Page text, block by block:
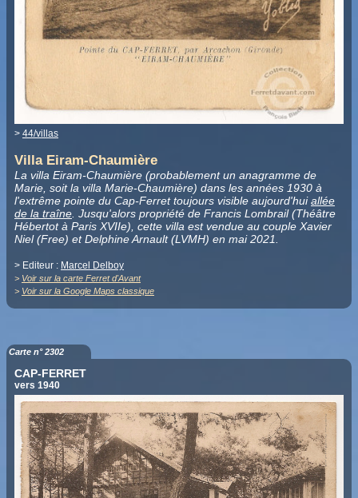
> 44/villas
Villa Eiram-Chaumière
La villa Eiram-Chaumière (probablement un anagramme de
Marie, soit la villa Marie-Chaumière) dans les années 1930 à
l'extrême pointe du Cap-Ferret toujours visible aujourd'huiallée
de la traîne . Jusqu'alors propriété de Francis Lombrail (Théâtre
Hébertot à Paris XVIIe), cette villa est vendue au couple Xavier
Niel (Free) et Delphine Arnault (LVMH) en mai 2021.
> Editeur : Marcel Delboy
> Voir sur la carte Ferret d'Avant
> Voir sur la Google Maps classique
Carte n° 2302
CAP-FERRET
vers 1940